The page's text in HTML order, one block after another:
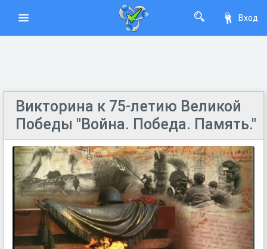
Вход
Викторина к 75-летию Великой
Победы "Война. Победа. Память."